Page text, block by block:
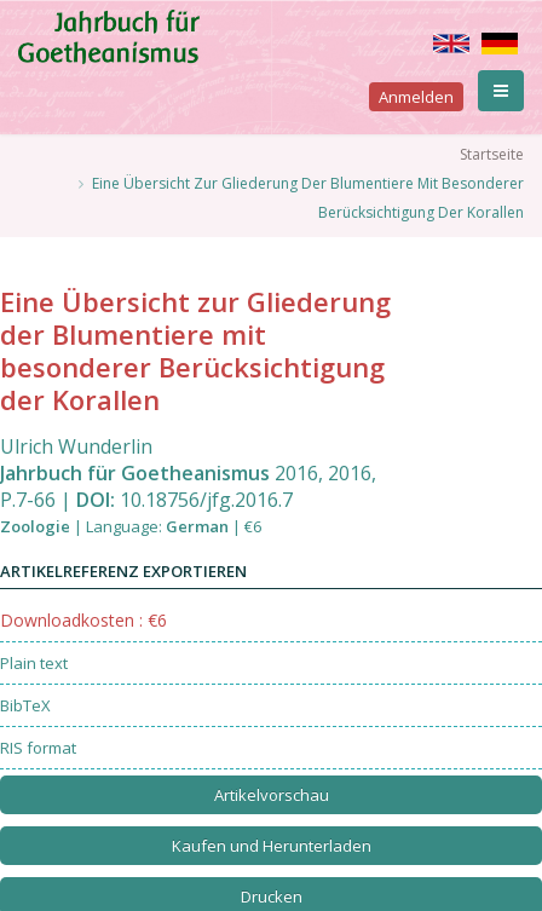
zum
Inhalt
User
account
menu
Anmelden
Pfadnavigation
Startseite
Eine Übersicht Zur Gliederung Der Blumentiere Mit Besonderer
Berücksichtigung Der Korallen
Eine Übersicht zur Gliederung
der Blumentiere mit
besonderer Berücksichtigung
der Korallen
Ulrich Wunderlin
Jahrbuch für Goetheanismus 2016, 2016,
P.7-66 | DOI: 10.18756/jfg.2016.7
Zoologie | Language: German | €6
ARTIKELREFERENZ EXPORTIEREN
Downloadkosten : €6
Plain text
BibTeX
RIS format
Artikelvorschau
Kaufen und Herunterladen
Drucken